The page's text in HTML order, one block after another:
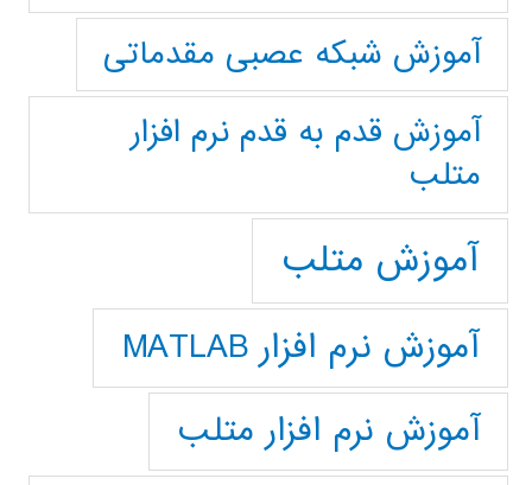
آموزش شبکه عصبی مقدماتی
آموزش قدم به قدم نرم افزار
متلب
آموزش متلب
آموزش نرم افزار MATLAB
آموزش نرم افزار متلب